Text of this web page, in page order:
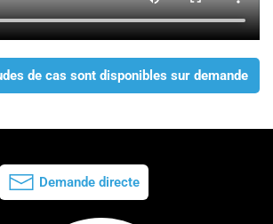
de cas sont disponibles sur demande
Demande directe